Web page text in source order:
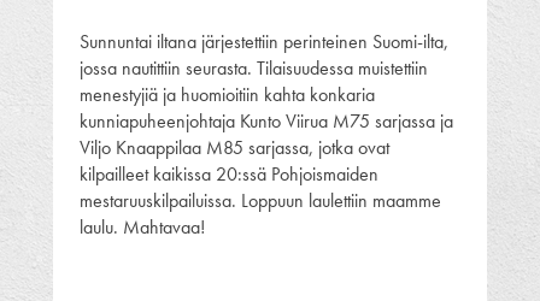
Sunnuntai iltana järjestettiin perinteinen Suomi-ilta,
jossa nautittiin seurasta. Tilaisuudessa muistettiin
menestyjiä ja huomioitiin kahta konkaria
kunniapuheenjohtaja Kunto Viirua M75 sarjassa ja
Viljo Knaappilaa M85 sarjassa, jotka ovat
kilpailleet kaikissa 20:ssä Pohjoismaiden
mestaruuskilpailuissa. Loppuun laulettiin maamme
laulu. Mahtavaa!